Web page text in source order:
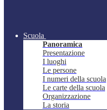
Scuola
Panoramica
Presentazione
I luoghi
Le persone
I numeri della scuola
Le carte della scuola
Organizzazione
La storia